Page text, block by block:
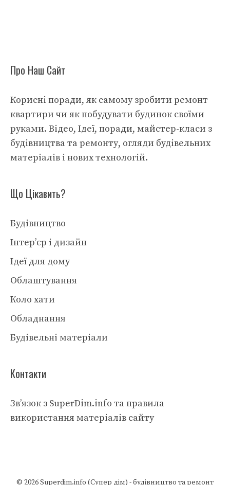
Про Наш Сайт
Корисні поради, як самому зробити ремонт
квартири чи як побудувати будинок своїми
руками. Відео, Ідеї, поради, майстер-класи з
будівництва та ремонту, огляди будівельних
матеріалів і нових технологій.
Що Цікавить?
Будівництво
Інтер’єр і дизайн
Ідеї для дому
Облаштування
Коло хати
Обладнання
Будівельні матеріали
Контакти
Зв’язок з SuperDim.info та правила
використання матеріалів сайту
© 2026Superdim.info (Супер дім) - будівництво та ремонт